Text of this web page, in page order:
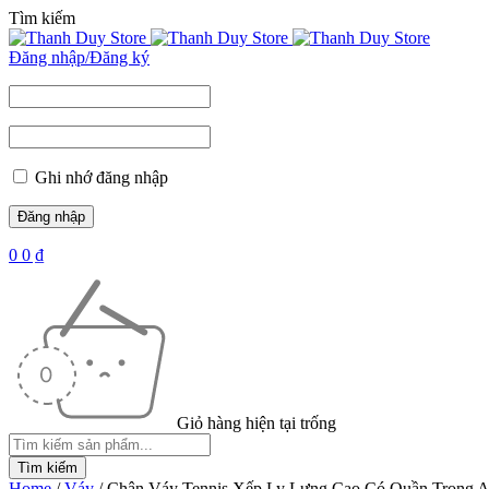
Tìm kiếm
Đăng nhập/Đăng ký
Ghi nhớ đăng nhập
0 0 ₫
Giỏ hàng hiện tại trống